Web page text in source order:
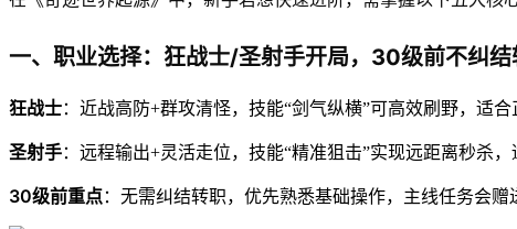
一、职业选择：狂战士/圣射手开局，30级前不纠结
狂战士：近战高防+群攻清怪，技能“剑气纵横”可高效刷野，适合
圣射手：远程输出+灵活走位，技能“精准狙击”实现远距离秒杀，
30级前重点：无需纠结转职，优先熟悉基础操作，主线任务会赠